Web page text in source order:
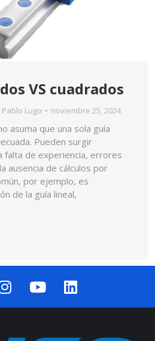
VS cuadrados
Pablo Lugo noviembre 25, 2024
asuma que una sola guía
Pueden surgir
falta de experiencia, errores
ausencia de cálculos por
por ejemplo, es
de la guía lineal,